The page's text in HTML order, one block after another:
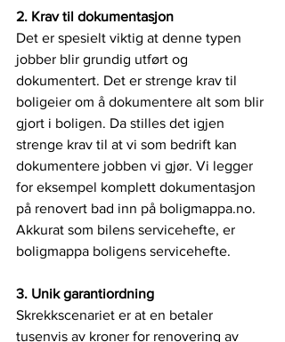
2. Krav til dokumentasjon
Det er spesielt viktig at denne typen
jobber blir grundig utført og
dokumentert. Det er strenge krav til
boligeier om å dokumentere alt som blir
gjort i boligen. Da stilles det igjen
strenge krav til at vi som bedrift kan
dokumentere jobben vi gjør. Vi legger
for eksempel komplett dokumentasjon
på renovert bad inn på boligmappa.no.
Akkurat som bilens servicehefte, er
boligmappa boligens servicehefte.
3. Unik garantiordning
Skrekkscenariet er at en betaler
tusenvis av kroner for renovering av